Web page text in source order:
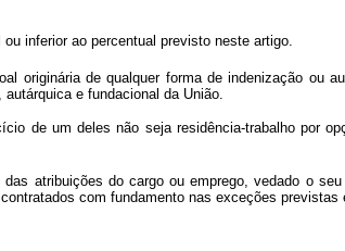
inferior ao percentual previsto neste artigo.
originária de qualquer forma de indenização ou
e fundacional da União.
um deles não seja residência-trabalho por
atribuições do cargo ou emprego, vedado o
com fundamento nas exceções